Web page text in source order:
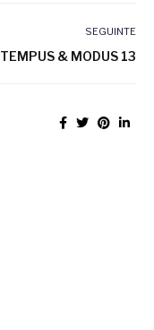
SEGUINTE
TEMPUS & MODUS 13